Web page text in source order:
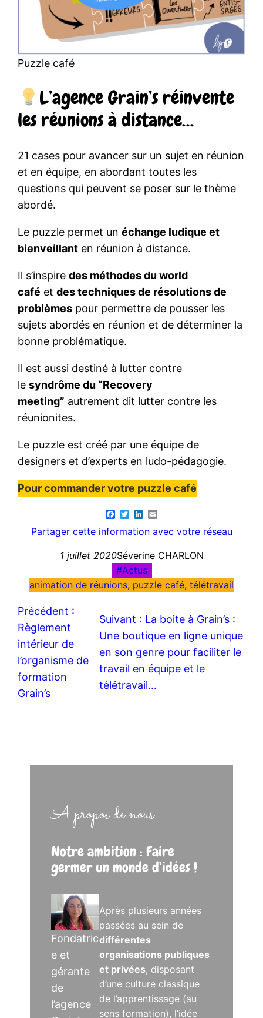
Puzzle café
L’agence Grain’s réinvente
les réunions à distance…
21 cases pour avancer sur un sujet en réunion
et en équipe, en abordant toutes les
questions qui peuvent se poser sur le thème
abordé.
Le puzzle permet unéchange ludique et
bienveillant en réunion à distance.
Il s’inspiredes méthodes du world
café etdes techniques de résolutions de
problèmes pour permettre de pousser les
sujets abordés en réunion et de déterminer la
bonne problématique.
Il est aussi destiné à lutter contre
lesyndrôme du “Recovery
meeting” autrement dit lutter contre les
réunionites.
Le puzzle est créé par une équipe de
designers et d’experts en ludo-pédagogie.
Pour commander votre puzzle café
Facebook
TwitterLinkedIn
Partager cette information avec votre réseau
1 juillet 2020Séverine CHARLON
Actus
animation de réunions, puzzle café, télétravail
Précédent :
Règlement
intérieur de
l’organisme de
formation
Grain’s
Suivant : La boite à Grain’s :
Une boutique en ligne unique
en son genre pour faciliter le
travail en équipe et le
télétravail…
A propos de nous
Notre ambition : Faire
germer un monde d’idées !
Fondatric
e et
gérante
de
l’agence
Après plusieurs années
passées au sein de
différentes
organisations publiques
et privées, disposant
d’une culture classique
de l’apprentissage (au
sens formation), l’idée